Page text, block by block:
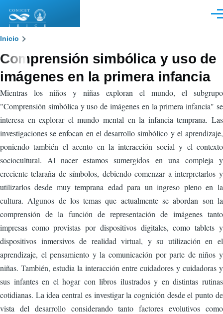
Sobrescribir
enlaces
de
ayuda
a
la
navegación
Inicio
Comprensión simbólica y uso de
imágenes en la primera infancia
Mientras los niños y niñas exploran el mundo, el subgrupo
"Comprensión simbólica y uso de imágenes en la primera infancia" se
interesa en explorar el mundo mental en la infancia temprana. Las
investigaciones se enfocan en el desarrollo simbólico y el aprendizaje,
poniendo también el acento en la interacción social y el contexto
sociocultural. Al nacer estamos sumergidos en una compleja y
creciente telaraña de símbolos, debiendo comenzar a interpretarlos y
utilizarlos desde muy temprana edad para un ingreso pleno en la
cultura. Algunos de los temas que actualmente se abordan son la
comprensión de la función de representación de imágenes tanto
impresas como provistas por dispositivos digitales, como tablets y
dispositivos inmersivos de realidad virtual, y su utilización en el
aprendizaje, el pensamiento y la comunicación por parte de niños y
niñas. También, estudia la interacción entre cuidadores y cuidadoras y
sus infantes en el hogar con libros ilustrados y en distintas rutinas
cotidianas. La idea central es investigar la cognición desde el punto de
vista del desarrollo considerando tanto factores evolutivos como